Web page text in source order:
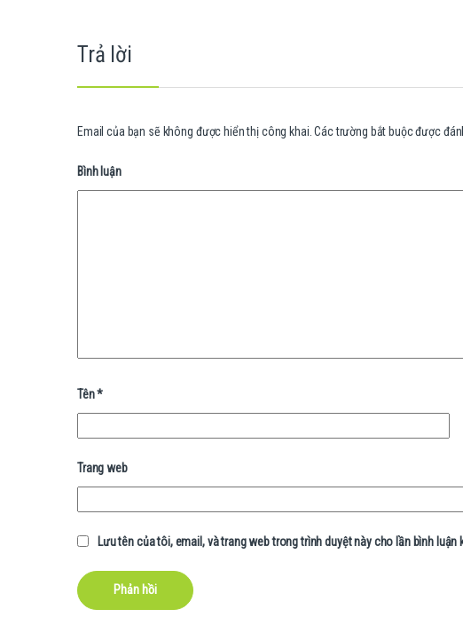
Trả lời
Email của bạn sẽ không được hiển thị công khai. Các trường bắt buộc được
Bình luận
Tên*
Trang web
Lưu tên của tôi, email, và trang web trong trình duyệt này cho lần bình luận